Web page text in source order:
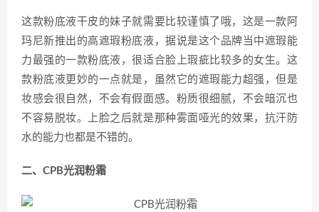
这款粉底液干皮的妹子就需要比较谨慎了哦，这是一款阿
玛尼新推出的高遮瑕粉底液，据说是这个品牌当中遮瑕能
力最强的一款粉底液，很适合脸上瑕疵比较多的女生。这
款粉底液更妙的一点就是，虽然它的遮瑕能力超强，但是
妆感会很自然，不会有假面感。粉质很细腻，不会暗沉也
不容易脱妆。上脸之后就是那种雾面哑光的效果，抗汗防
水的能力也都是不错的。
二、CPB光润粉霜